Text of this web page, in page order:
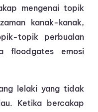
mengenai topik
kanak-kanak,
topik perbualan
floodgates emosi
lelaki yang tidak
Ketika bercakap